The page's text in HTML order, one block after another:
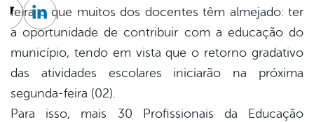
feira o que muitos dos docentes têm almejado: ter
a oportunidade de contribuir com a educação do
município, tendo em vista que o retorno gradativo
das atividades escolares iniciarão na próxima
segunda-feira (02).
Para isso, mais 30 Profissionais da Educação
TwitterLinkedin